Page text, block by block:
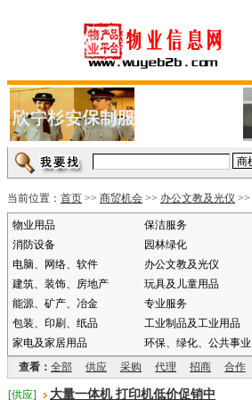
当前位置： 首页 >> 商贸机会 >> 办公文教及光仪 >>
物业用品 保洁服务
消防设备
园林绿化
电脑、网络、软件
办公文教及光仪
建筑、装饰、房地产
玩具及儿童用品
能源、矿产、冶金
专业服务
包装、印刷、纸品
工业制品及工业用品
家电及家居用品
环保、绿化、公共事业
查看： 全部 供应 采购 代理 招商 合作
[供应] 大量一体机 打印机低价促销中